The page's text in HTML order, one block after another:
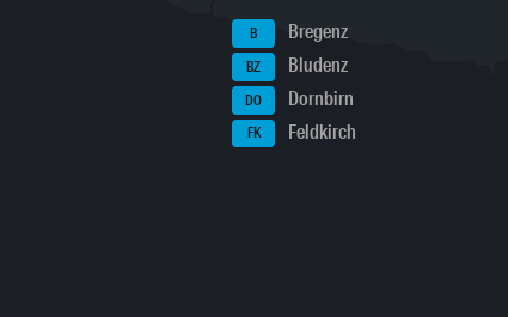
B Bregenz
BZ Bludenz
DO Dornbirn
FK Feldkirch